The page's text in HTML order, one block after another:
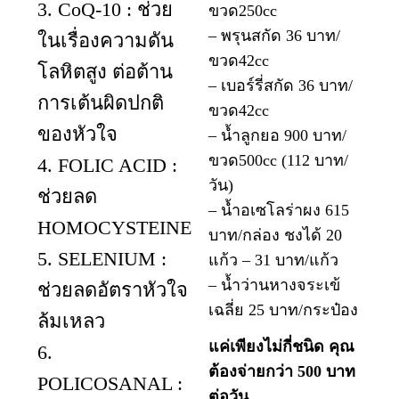
3. CoQ-10 : ช่วย
ในเรื่องความดัน
โลหิตสูง ต่อต้าน
การเต้นผิดปกติ
ของหัวใจ
4. FOLIC ACID :
ช่วยลด
HOMOCYSTEINE
5. SELENIUM :
ช่วยลดอัตราหัวใจ
ล้มเหลว
6.
POLICOSANAL :
ขวด250cc
– พรุนสกัด 36 บาท/
ขวด42cc
– เบอร์รี่สกัด 36 บาท/
ขวด42cc
– น้ำลูกยอ 900 บาท/
ขวด500cc (112 บาท/
วัน)
– น้ำอเซโลร่าผง 615
บาท/กล่อง ชงได้ 20
แก้ว – 31 บาท/แก้ว
– น้ำว่านหางจระเข้
เฉลี่ย 25 บาท/กระป๋อง
แค่เพียงไม่กี่ชนิด คุณ
ต้องจ่ายกว่า 500 บาท